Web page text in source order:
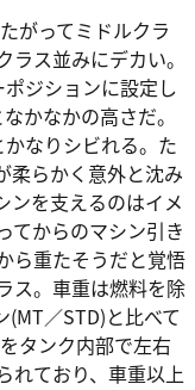
がってミドルクラ
ス並みにデカい。
ジションに設定し
かなかの高さだ。
なりシビれる。た
柔らかく意外と沈み
ンを支えるのはイメ
てからのマシン引き
ら重たそうだと覚悟
ス。車重は燃料を除
／STD)と比べて
タンク内部で左右
れており、車重以上